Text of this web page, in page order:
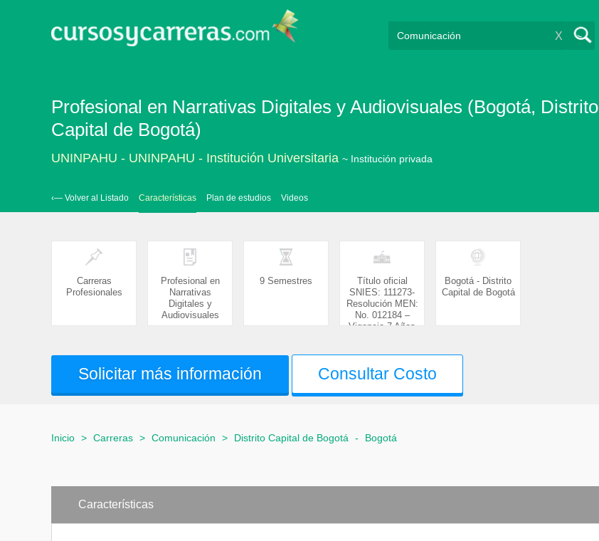
X
Profesional en Narrativas Digitales y Audiovisuales (Bogotá, Distrito
Capital de Bogotá)
UNINPAHU - UNINPAHU - Institución Universitaria ~ Institución privada
‹— Volver al Listado Características Plan de estudios Videos
Carreras
Profesionales
Profesional en
Narrativas
Digitales y
Audiovisuales
9 Semestres
Título oficial
SNIES: 111273-
Resolución MEN:
No. 012184 –
Vigencia 7 Años
Bogotá - Distrito
Capital de Bogotá
Solicitar más información Consultar Costo
Inicio > Carreras > Comunicación > Distrito Capital de Bogotá - Bogotá
Características